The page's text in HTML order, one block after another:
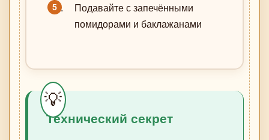
Подавайте с запечёнными
помидорами и баклажанами
Технический секрет